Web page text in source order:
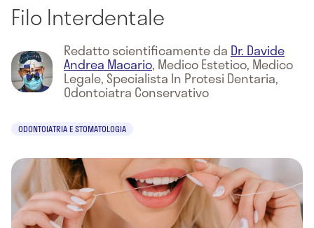
Filo Interdentale
Redatto scientificamente da Dr. Davide
Andrea Macario, Medico Estetico, Medico
Legale, Specialista In Protesi Dentaria,
Odontoiatra Conservativo
ODONTOIATRIA E STOMATOLOGIA